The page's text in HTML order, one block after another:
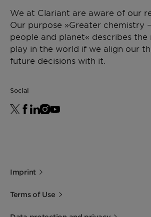
We at Clariant are aware of our
Our purpose »Greater chemistry
people and planet« describes the
play in the world if we align our
future decisions with it.
Social
Imprint
Terms of Use